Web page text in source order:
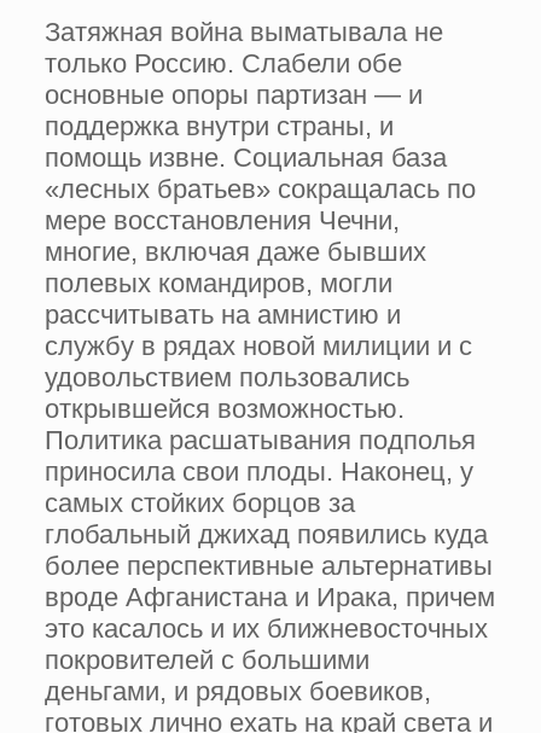
Затяжная война выматывала не
только Россию. Слабели обе
основные опоры партизан — и
поддержка внутри страны, и
помощь извне. Социальная база
«лесных братьев» сокращалась по
мере восстановления Чечни,
многие, включая даже бывших
полевых командиров, могли
рассчитывать на амнистию и
службу в рядах новой милиции и с
удовольствием пользовались
открывшейся возможностью.
Политика расшатывания подполья
приносила свои плоды. Наконец, у
самых стойких борцов за
глобальный джихад появились куда
более перспективные альтернативы
вроде Афганистана и Ирака, причем
это касалось и их ближневосточных
покровителей с большими
деньгами, и рядовых боевиков,
готовых лично ехать на край света и